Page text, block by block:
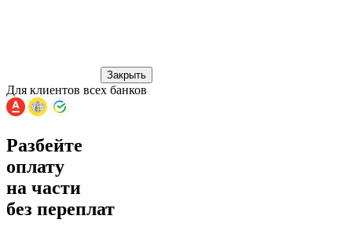
Закрыть
Для клиентов всех банков
Разбейте
оплату
на части
без переплат